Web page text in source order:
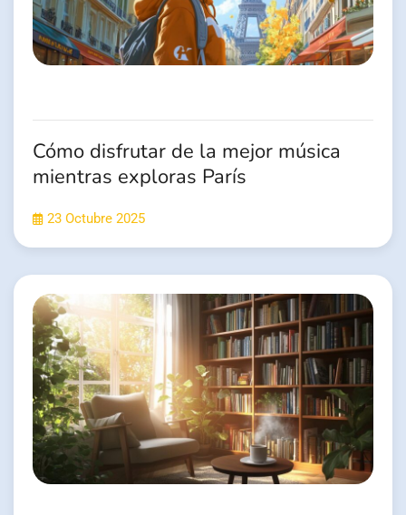
Cómo disfrutar de la mejor música
mientras exploras París
23 Octubre 2025